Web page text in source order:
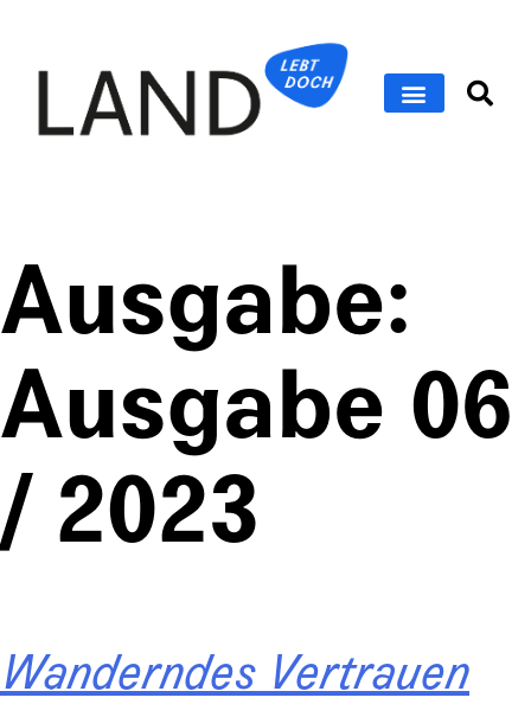
Ausgabe:
Ausgabe 06
/ 2023
Wanderndes Vertrauen